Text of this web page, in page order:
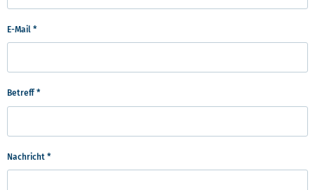
E-Mail *
Betreff *
Nachricht *